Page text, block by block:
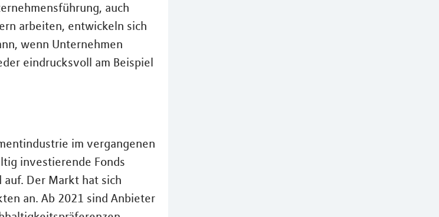
auch
arbeiten, entwickeln sich
wenn Unternehmen
eindrucksvoll am Beispiel
im vergangenen
investierende Fonds
auf. Der Markt hat sich
an. Ab 2021 sind Anbieter